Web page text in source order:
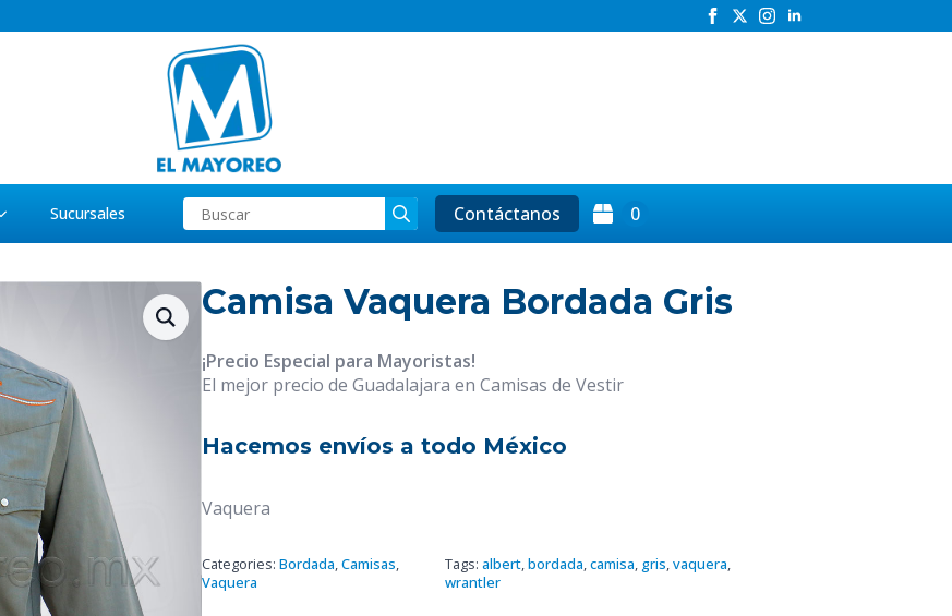
Sucursales
Search
for:
Contáctanos 0
Camisa Vaquera Bordada Gris
¡Precio Especial para Mayoristas!
El mejor precio de Guadalajara en Camisas de Vestir
Hacemos envíos a todo México
Vaquera
Categories: Bordada,Camisas,
Vaquera
Tags:albert,bordada,camisa, gris,vaquera,
wrantler